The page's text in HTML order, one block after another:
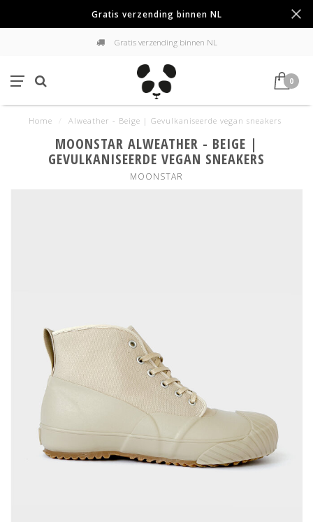
Gratis verzending binnen NL
Gratis verzending binnen NL
0
Home Alweather - Beige | Gevulkaniseerde vegan sneakers
MOONSTAR ALWEATHER - BEIGE |
GEVULKANISEERDE VEGAN SNEAKERS
MOONSTAR